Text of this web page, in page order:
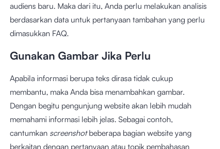
audiens baru. Maka dari itu, Anda perlu melakukan analisis
berdasarkan data untuk pertanyaan tambahan yang perlu
dimasukkan FAQ.
Gunakan Gambar Jika Perlu
Apabila informasi berupa teks dirasa tidak cukup
membantu, maka Anda bisa menambahkan gambar.
Dengan begitu pengunjung website akan lebih mudah
memahami informasi lebih jelas. Sebagai contoh,
cantumkan screenshotbeberapa bagian website yang
berkaitan dengan pertanyaan atau topik pembahasan